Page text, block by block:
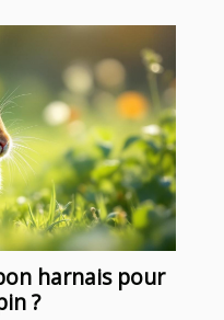
harnais pour
?